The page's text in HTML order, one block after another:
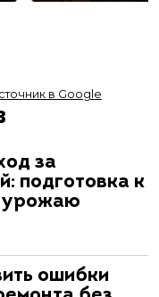
в Google
за
подготовка к
ошибки